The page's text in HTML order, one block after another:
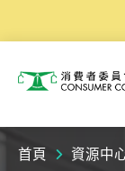
消費者委員會
首頁 資源中